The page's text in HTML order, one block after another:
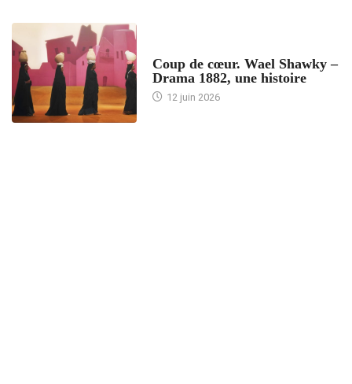
Coup de cœur. Wael Shawky –
Drama 1882, une histoire
12 juin 2026